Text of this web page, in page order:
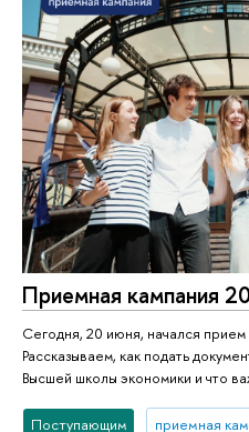
Приемная кампания
Сегодня, 20 июня, начался прием
Рассказываем, как подать
Высшей школы экономики и что
Поступающим приемная